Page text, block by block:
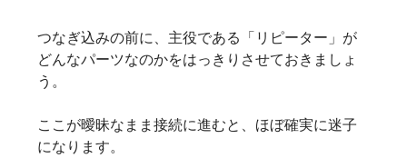
つなぎ込みの前に、主役である「リピーター」が
どんなパーツなのかをはっきりさせておきましょ
う。
ここが曖昧なまま接続に進むと、ほぼ確実に迷子
になります。